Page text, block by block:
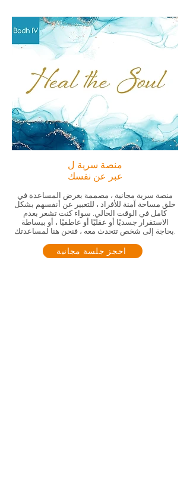
منصة سرية ل
عبر عن نفسك
منصة سرية مجانية ، مصممة بغرض المساعدة في
خلق مساحة آمنة للأفراد ، للتعبير عن أنفسهم بشكل
كامل في الوقت الحالي. سواء كنت تشعر بعدم
الاستقرار جسديًا أو عقليًا أو عاطفيًا ، أو ببساطة
بحاجة إلى شخص تتحدث معه ، فنحن هنا لمساعدتك.
احجز جلسة مجانية